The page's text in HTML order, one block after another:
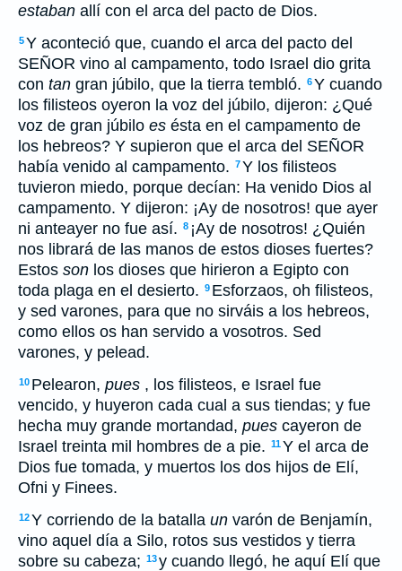
estaban allí con el arca del pacto de Dios.
5Y aconteció que, cuando el arca del pacto del
SEÑOR vino al campamento, todo Israel dio grita
con tan gran júbilo, que la tierra tembló. 6Y cuando
los filisteos oyeron la voz del júbilo, dijeron: ¿Qué
voz de gran júbilo es ésta en el campamento de
los hebreos? Y supieron que el arca del SEÑOR
había venido al campamento. 7Y los filisteos
tuvieron miedo, porque decían: Ha venido Dios al
campamento. Y dijeron: ¡Ay de nosotros! que ayer
ni anteayer no fue así. 8 ¡Ay de nosotros! ¿Quién
nos librará de las manos de estos dioses fuertes?
Estos son los dioses que hirieron a Egipto con
toda plaga en el desierto. 9 Esforzaos, oh filisteos,
y sed varones, para que no sirváis a los hebreos,
como ellos os han servido a vosotros. Sed
varones, y pelead.
10 Pelearon, pues , los filisteos, e Israel fue
vencido, y huyeron cada cual a sus tiendas; y fue
hecha muy grande mortandad, pues cayeron de
Israel treinta mil hombres de a pie. 11Y el arca de
Dios fue tomada, y muertos los dos hijos de Elí,
Ofni y Finees.
12Y corriendo de la batalla un varón de Benjamín,
vino aquel día a Silo, rotos sus vestidos y tierra
sobre su cabeza; 13y cuando llegó, he aquí Elí que